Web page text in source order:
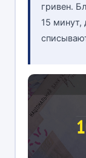
гривен.
15 минут,